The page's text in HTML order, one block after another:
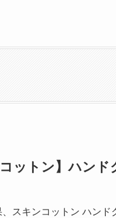
コットン】ハン
スキンコットン ハンド